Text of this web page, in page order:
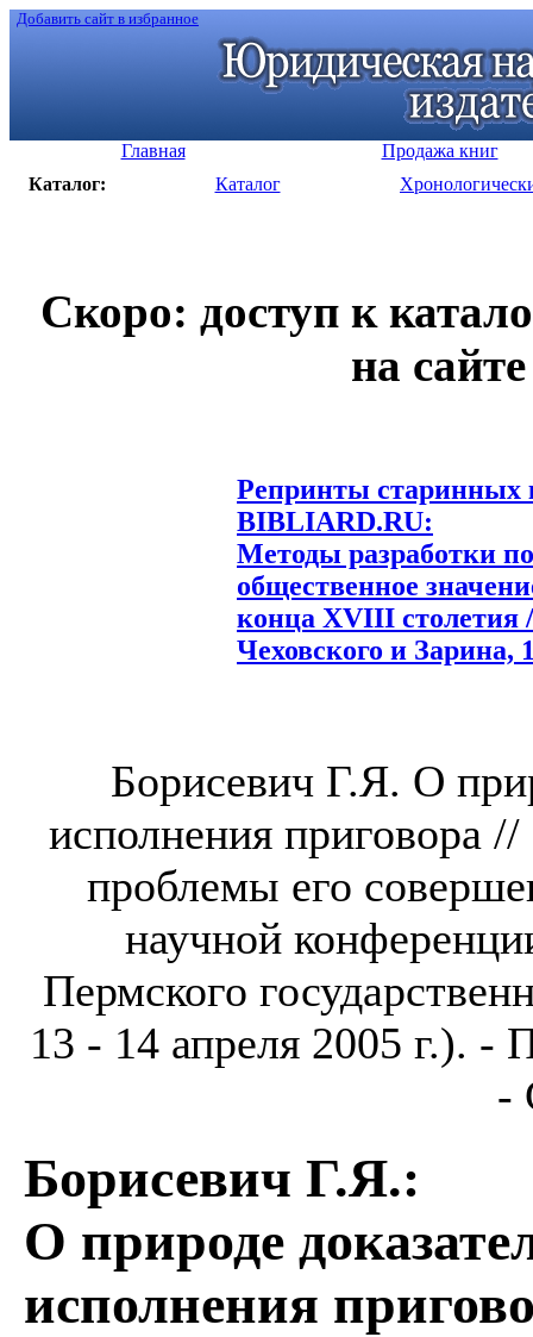
Добавить сайт в избранное
Главная
Продажа книг
Каталог:
Каталог
Скоро: доступ к
на
Репринты старинных
BIBLIARD.RU:
Методы разработки
общественное
конца XVIII столетия
Чеховского и Зарина,
Борисевич Г.Я. О
исполнения приговора //
проблемы его
научной
Пермского
13 - 14 апреля 2005 г.).
-
Борисевич Г.Я.:
О природе
исполнения